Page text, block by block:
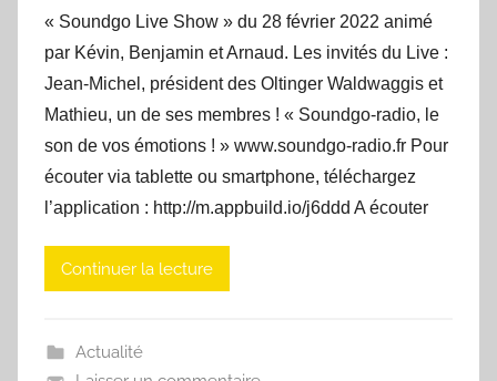
« Soundgo Live Show » du 28 février 2022 animé
par Kévin, Benjamin et Arnaud. Les invités du Live :
Jean-Michel, président des Oltinger Waldwaggis et
Mathieu, un de ses membres ! « Soundgo-radio, le
son de vos émotions ! » www.soundgo-radio.fr Pour
écouter via tablette ou smartphone, téléchargez
l’application : http://m.appbuild.io/j6ddd A écouter
Continuer la lecture
Actualité